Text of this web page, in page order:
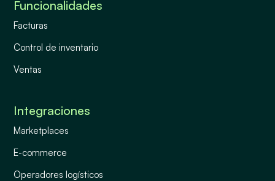
Funcionalidades
Facturas
Control de inventario
Ventas
Integraciones
Marketplaces
E-commerce
Operadores logísticos